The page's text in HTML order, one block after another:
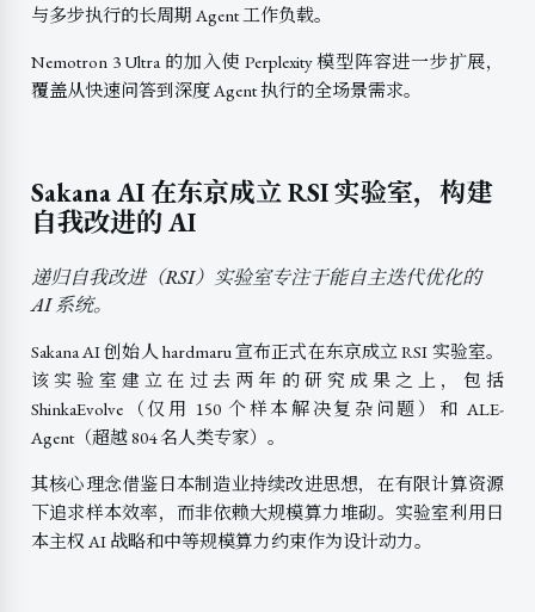
与多步执行的长周期 Agent 工作负载。
Nemotron 3 Ultra 的加入使 Perplexity 模型阵容进一步扩展，
覆盖从快速问答到深度 Agent 执行的全场景需求。
Sakana AI 在东京成立 RSI 实验室，构建
自我改进的 AI
递归自我改进（RSI）实验室专注于能自主迭代优化的
AI 系统。
Sakana AI 创始人 hardmaru 宣布正式在东京成立 RSI 实验室。
该实验室建立在过去两年的研究成果之上，包括
ShinkaEvolve（仅用 150 个样本解决复杂问题）和 ALE-
Agent（超越 804 名人类专家）。
其核心理念借鉴日本制造业持续改进思想，在有限计算资源
下追求样本效率，而非依赖大规模算力堆砌。实验室利用日
本主权 AI 战略和中等规模算力约束作为设计动力。